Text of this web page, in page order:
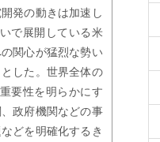
発の動きは加速し
で展開している米
関心が猛烈な勢い
した。世界全体の
要性を明らかにす
政府機関などの事
どを明確化するき